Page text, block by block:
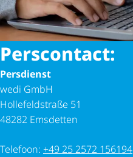
wedi becomes part
of the ARDEX Group
Perscontact:
Persdienst
wedi GmbH
Hollefeldstraße 51
48282 Emsdetten
Telefoon: +49 25 2572 156194